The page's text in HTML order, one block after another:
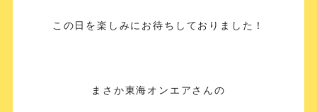
この日を楽しみにお待ちしておりました！
まさか東海オンエアさんの